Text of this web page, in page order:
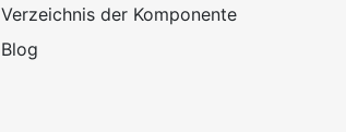
Verzeichnis der Komponente
Blog